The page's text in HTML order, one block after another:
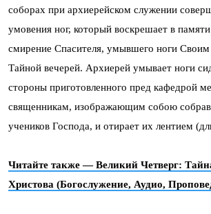
соборах при архиерейском служении
умовения ног, который воскрешает в
смирение Спасителя, умывшего ноги
Тайной вечерей. Архиерей умывает ноги
стороны приготовленного пред кафедрой
священникам, изображающим собою
учеников Господа, и отирает их лентием
Читайте также — Великий Четверг:
Христова (Богослужение, Аудио,